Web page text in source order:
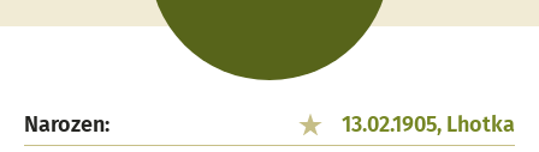
Narozen:
13.02.1905, Lhotka